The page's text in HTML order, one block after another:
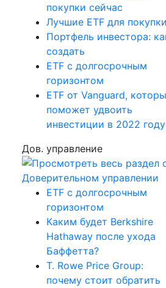
покупки сейчас
Лучшие ETF для покупки
Портфель инвестора:
создать
ETF с долгосрочным
горизонтом
ETF от Vanguard,
поможет удвоить
инвестиции в 2022 году
Дов. управление
ETF с долгосрочным
горизонтом
Каким будет Berkshire
Hathaway после ухода
Баффетта?
T. Rowe Price Group:
почему стоит обратить